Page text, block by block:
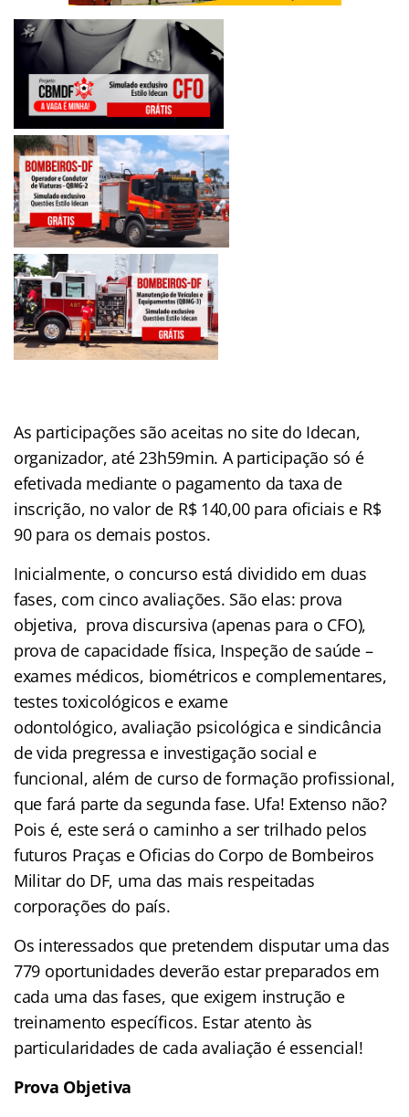
As participações são aceitas no site do Idecan,
organizador, até 23h59min. A participação só é
efetivada mediante o pagamento da taxa de
inscrição, no valor de R$ 140,00 para oficiais e R$
90 para os demais postos.
Inicialmente, o concurso está dividido em duas
fases, com cinco avaliações. São elas: prova
objetiva, prova discursiva (apenas para o CFO),
prova de capacidade física, Inspeção de saúde –
exames médicos, biométricos e complementares,
testes toxicológicos e exame
odontológico, avaliação psicológica e sindicância
de vida pregressa e investigação social e
funcional, além de curso de formação profissional,
que fará parte da segunda fase. Ufa! Extenso não?
Pois é, este será o caminho a ser trilhado pelos
futuros Praças e Oficias do Corpo de Bombeiros
Militar do DF, uma das mais respeitadas
corporações do país.
Os interessados que pretendem disputar uma das
779 oportunidades deverão estar preparados em
cada uma das fases, que exigem instrução e
treinamento específicos. Estar atento às
particularidades de cada avaliação é essencial!
Prova Objetiva